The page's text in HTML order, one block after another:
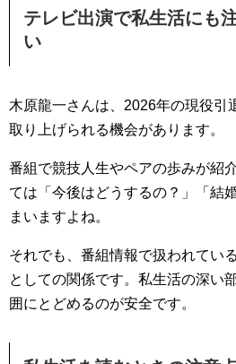
テレビ出演で私生活にも
い
木原龍一さんは、2026年の現役引
取り上げられる機会があります。
番組で競技人生やペアの歩みが紹
ては「今後はどうするの？」「結
まいますよね。
それでも、番組情報で扱われてい
としての関係です。私生活の深い
囲にとどめるのが安全です。